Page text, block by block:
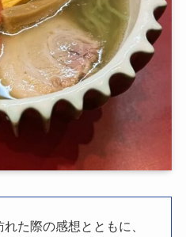
た際の感想とともに、